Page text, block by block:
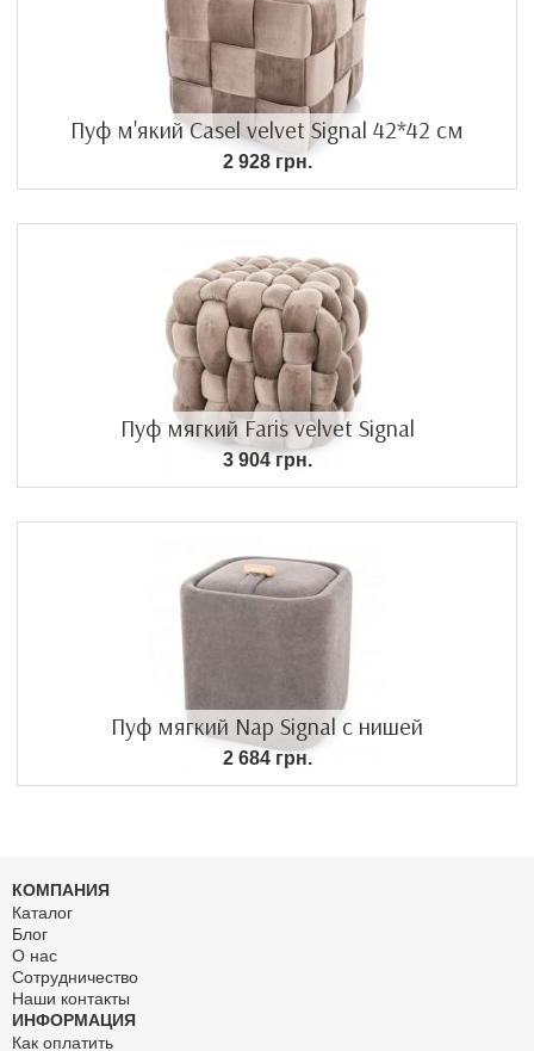
Пуф м'який Casel velvet Signal 42*42 см
2 928 грн.
Пуф мягкий Faris velvet Signal
3 904 грн.
Пуф мягкий Nap Signal с нишей
2 684 грн.
КОМПАНИЯ
Каталог
Блог
О нас
Сотрудничество
Наши контакты
ИНФОРМАЦИЯ
Как оплатить